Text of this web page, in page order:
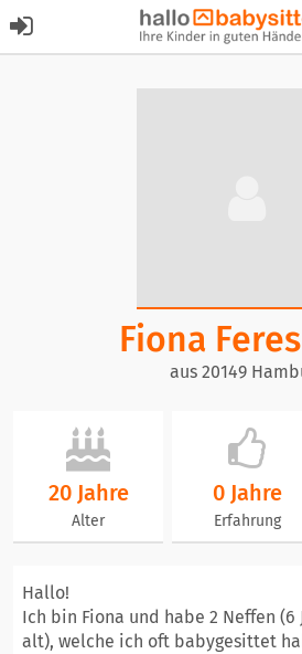
Fiona
aus 20149
20 Jahre
Alter
0 Jahre
Erfahrung
Hallo!
Ich bin Fiona und habe 2 Neffen (6
alt), welche ich oft babygesittet